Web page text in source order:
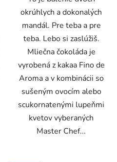
okrúhlych a dokonalých
mandál. Pre teba a pre
teba. Lebo si zaslúžiš.
Mliečna čokoláda je
vyrobená z kakaa Fino de
Aroma a v kombinácii so
sušeným ovocím alebo
scukornatenými lupeňmi
kvetov vyberaných
Master Chef...